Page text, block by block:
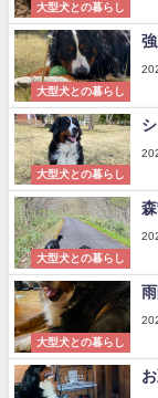
大型犬との暮らし
大型犬との暮らし
大型犬との暮らし
大型犬との暮らし
大型犬との暮らし